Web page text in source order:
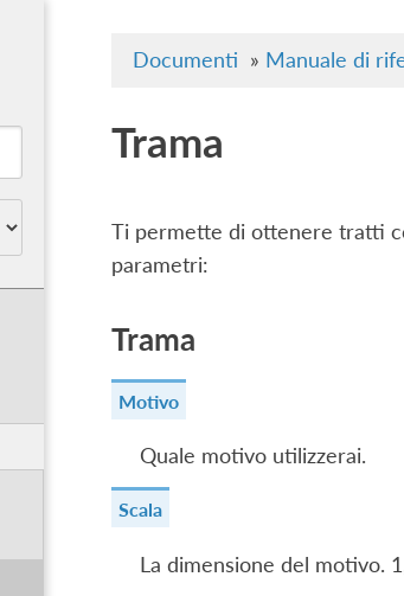
Documenti » Manuale di
Trama
Ti permette di ottenere tratti
parametri:
Trama
Motivo
Quale motivo utilizzerai.
Scala
La dimensione del motivo.